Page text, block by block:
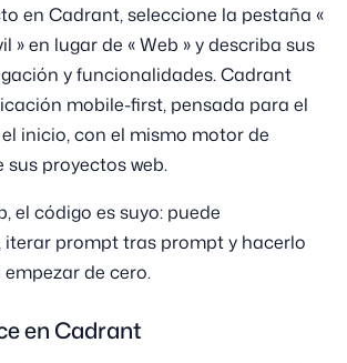
en Cadrant, seleccione la pestaña «
» en lugar de « Web » y describa sus
y funcionalidades. Cadrant
mobile-first, pensada para el
inicio, con el mismo motor de
proyectos web.
el código es suyo: puede
iterar prompt tras prompt y hacerlo
de cero.
en Cadrant